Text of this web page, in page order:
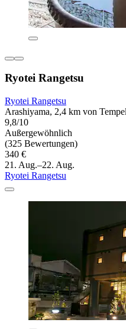
Ryotei Rangetsu
Ryotei Rangetsu
Arashiyama, 2,4 km von
9,8/10
Außergewöhnlich
(325 Bewertungen)
340 €
21. Aug.–22. Aug.
Ryotei Rangetsu